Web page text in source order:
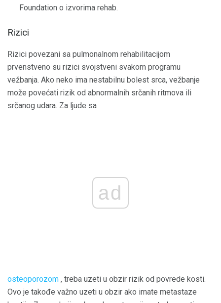
Foundation o izvorima rehab.
Rizici
Rizici povezani sa pulmonalnom rehabilitacijom
prvenstveno su rizici svojstveni svakom programu
vežbanja. Ako neko ima nestabilnu bolest srca, vežbanje
može povećati rizik od abnormalnih srčanih ritmova ili
srčanog udara. Za ljude sa
ad
osteoporozom , treba uzeti u obzir rizik od povrede kosti.
Ovo je takođe važno uzeti u obzir ako imate metastaze